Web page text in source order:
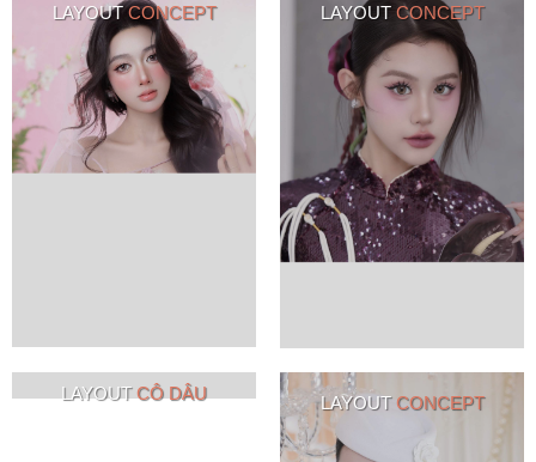
LAYOUTCONCEPT LAYOUT CONCEPT
LAYOUTCÔ DÂU LAYOUTCONCEPT